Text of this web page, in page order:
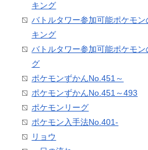
キング
バトルタワー参加可能ポケモ
キング
バトルタワー参加可能ポケモ
グ
ポケモンずかんNo.451～
ポケモンずかんNo.451～493
ポケモンリーグ
ポケモン入手法No.401-
リョウ